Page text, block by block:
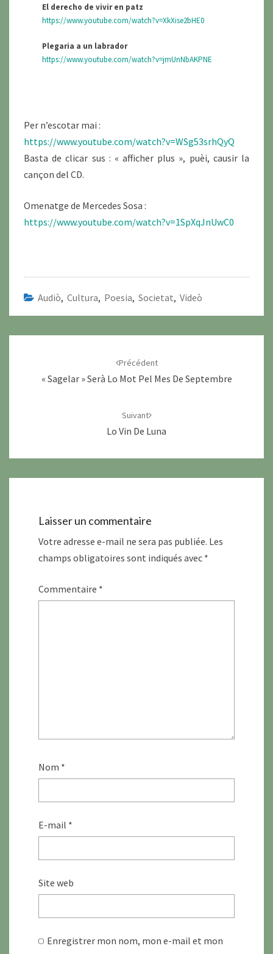
El derecho de vivir en patz
https://www.youtube.com/watch?v=XkXise2bHE0
Plegaria a un labrador
https://www.youtube.com/watch?v=jmUnNbAKPNE
Per n’escotar mai :
https://www.youtube.com/watch?v=WSg53srhQyQ
Basta de clicar sus : « afficher plus », puèi, causir la
cançon del CD.
Omenatge de Mercedes Sosa :
https://www.youtube.com/watch?v=1SpXqJnUwC0
Audiò, Cultura, Poesia, Societat, Videò
Précédent
« Sagelar » Serà Lo Mot Pel Mes De Septembre
Suivant
Lo Vin De Luna
Laisser un commentaire
Votre adresse e-mail ne sera pas publiée. Les
champs obligatoires sont indiqués avec *
Commentaire *
Nom *
E-mail *
Site web
Enregistrer mon nom, mon e-mail et mon